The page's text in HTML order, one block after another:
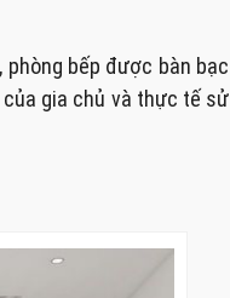
bếp được bàn bạc
gia chủ và thực tế sử